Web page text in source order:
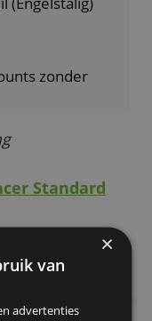
Freelancer
je een
een hogere
(Engelstalig)
zonder